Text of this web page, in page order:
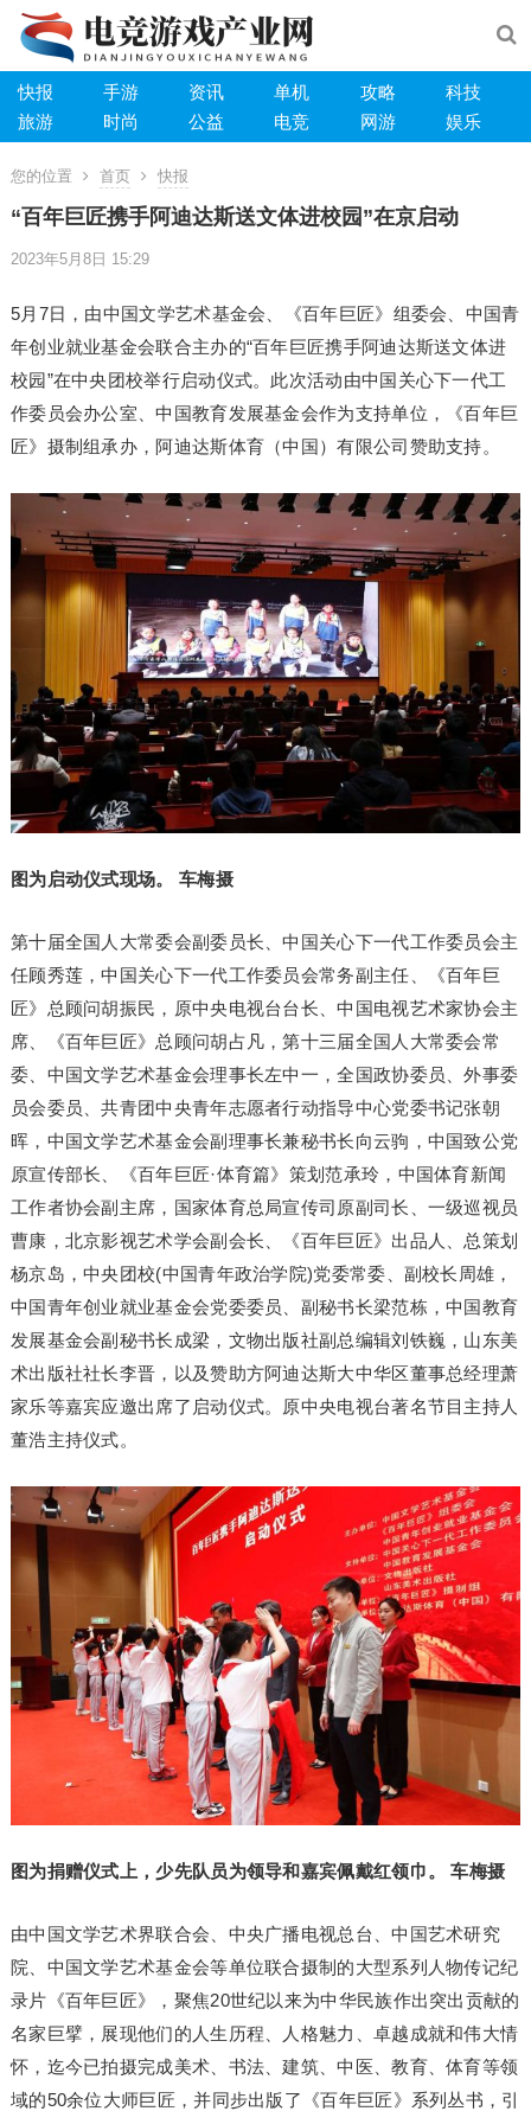
快报 手游 资讯 单机 攻略
科技
旅游
时尚 公益 电竞 网游 娱乐
您的位置 首页 快报
“百年巨匠携手阿迪达斯送文体进校园”在京启动
2023年5月8日 15:29
5月7日，由中国文学艺术基金会、《百年巨匠》组委会、中国青
年创业就业基金会联合主办的“百年巨匠携手阿迪达斯送文体进
校园”在中央团校举行启动仪式。此次活动由中国关心下一代工
作委员会办公室、中国教育发展基金会作为支持单位，《百年巨
匠》摄制组承办，阿迪达斯体育（中国）有限公司赞助支持。
图为启动仪式现场。 车梅摄
第十届全国人大常委会副委员长、中国关心下一代工作委员会主
任顾秀莲，中国关心下一代工作委员会常务副主任、《百年巨
匠》总顾问胡振民，原中央电视台台长、中国电视艺术家协会主
席、《百年巨匠》总顾问胡占凡，第十三届全国人大常委会常
委、中国文学艺术基金会理事长左中一，全国政协委员、外事委
员会委员、共青团中央青年志愿者行动指导中心党委书记张朝
晖，中国文学艺术基金会副理事长兼秘书长向云驹，中国致公党
原宣传部长、《百年巨匠·体育篇》策划范承玲，中国体育新闻
工作者协会副主席，国家体育总局宣传司原副司长、一级巡视员
曹康，北京影视艺术学会副会长、《百年巨匠》出品人、总策划
杨京岛，中央团校(中国青年政治学院)党委常委、副校长周雄，
中国青年创业就业基金会党委委员、副秘书长梁范栋，中国教育
发展基金会副秘书长成梁，文物出版社副总编辑刘铁巍，山东美
术出版社社长李晋，以及赞助方阿迪达斯大中华区董事总经理萧
家乐等嘉宾应邀出席了启动仪式。原中央电视台著名节目主持人
董浩主持仪式。
图为捐赠仪式上，少先队员为领导和嘉宾佩戴红领巾。 车梅摄
由中国文学艺术界联合会、中央广播电视总台、中国艺术研究
院、中国文学艺术基金会等单位联合摄制的大型系列人物传记纪
录片《百年巨匠》，聚焦20世纪以来为中华民族作出突出贡献的
名家巨擘，展现他们的人生历程、人格魅力、卓越成就和伟大情
怀，迄今已拍摄完成美术、书法、建筑、中医、教育、体育等领
域的50余位大师巨匠，并同步出版了《百年巨匠》系列丛书，引